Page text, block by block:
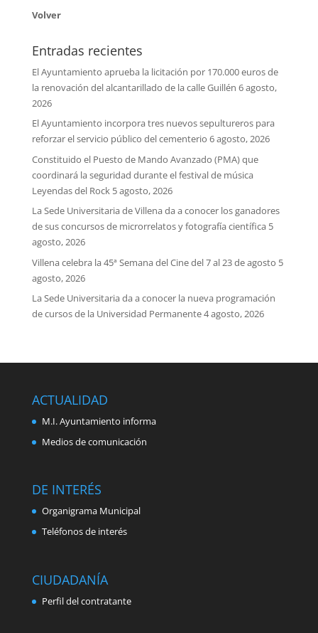
Volver
Entradas recientes
El Ayuntamiento aprueba la licitación por 170.000 euros de
la renovación del alcantarillado de la calle Guillén 6 agosto,
2026
El Ayuntamiento incorpora tres nuevos sepultureros para
reforzar el servicio público del cementerio 6 agosto, 2026
Constituido el Puesto de Mando Avanzado (PMA) que
coordinará la seguridad durante el festival de música
Leyendas del Rock 5 agosto, 2026
La Sede Universitaria de Villena da a conocer los ganadores
de sus concursos de microrrelatos y fotografía científica 5
agosto, 2026
Villena celebra la 45ª Semana del Cine del 7 al 23 de agosto 5
agosto, 2026
La Sede Universitaria da a conocer la nueva programación
de cursos de la Universidad Permanente4 agosto, 2026
ACTUALIDAD
M.I. Ayuntamiento informa
Medios de comunicación
DE INTERÉS
Organigrama Municipal
Teléfonos de interés
CIUDADANÍA
Perfil del contratante